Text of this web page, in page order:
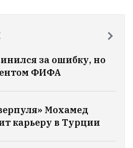
за ошибку, но
ФИФА
Мохамед
карьеру в Турции
компания
в продлении полиса
5
и как вести
1